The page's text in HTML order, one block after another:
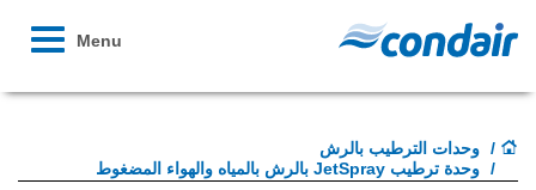
Toggle
Menu
وحدات الترطيب بالرش
وحدة ترطيب JetSpray بالرش بالمياه والهواء المضغوط